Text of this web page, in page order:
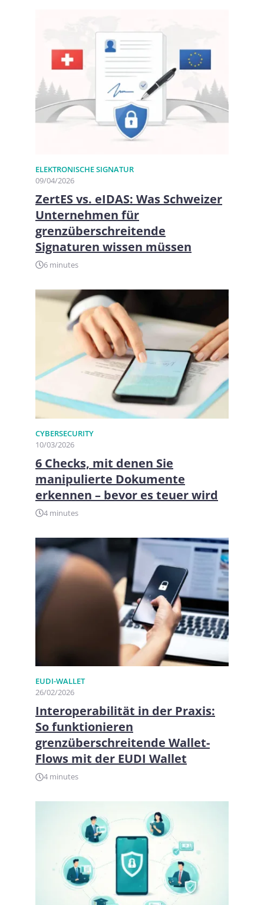
ELEKTRONISCHE SIGNATUR
09/04/2026
ZertES vs. eIDAS: Was Schweizer
Unternehmen für
grenzüberschreitende
Signaturen wissen müssen
6 minutes
CYBERSECURITY
10/03/2026
6 Checks, mit denen Sie
manipulierte Dokumente
erkennen – bevor es teuer wird
4 minutes
EUDI-WALLET
26/02/2026
Interoperabilität in der Praxis:
So funktionieren
grenzüberschreitende Wallet-
Flows mit der EUDI Wallet
4 minutes